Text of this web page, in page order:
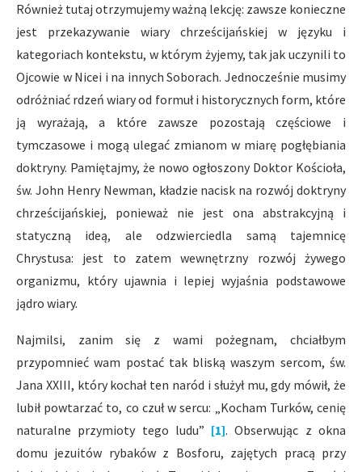
Również tutaj otrzymujemy ważną lekcję: zawsze konieczne
jest przekazywanie wiary chrześcijańskiej w języku i
kategoriach kontekstu, w którym żyjemy, tak jak uczynili to
Ojcowie w Nicei i na innych Soborach. Jednocześnie musimy
odróżniać rdzeń wiary od formuł i historycznych form, które
ją wyrażają, a które zawsze pozostają częściowe i
tymczasowe i mogą ulegać zmianom w miarę pogłębiania
doktryny. Pamiętajmy, że nowo ogłoszony Doktor Kościoła,
św. John Henry Newman, kładzie nacisk na rozwój doktryny
chrześcijańskiej, ponieważ nie jest ona abstrakcyjną i
statyczną ideą, ale odzwierciedla samą tajemnicę
Chrystusa: jest to zatem wewnętrzny rozwój żywego
organizmu, który ujawnia i lepiej wyjaśnia podstawowe
jądro wiary.
Najmilsi, zanim się z wami pożegnam, chciałbym
przypomnieć wam postać tak bliską waszym sercom, św.
Jana XXIII, który kochał ten naród i służył mu, gdy mówił, że
lubił powtarzać to, co czuł w sercu: „Kocham Turków, cenię
naturalne przymioty tego ludu” [1]. Obserwując z okna
domu jezuitów rybaków z Bosforu, zajętych pracą przy